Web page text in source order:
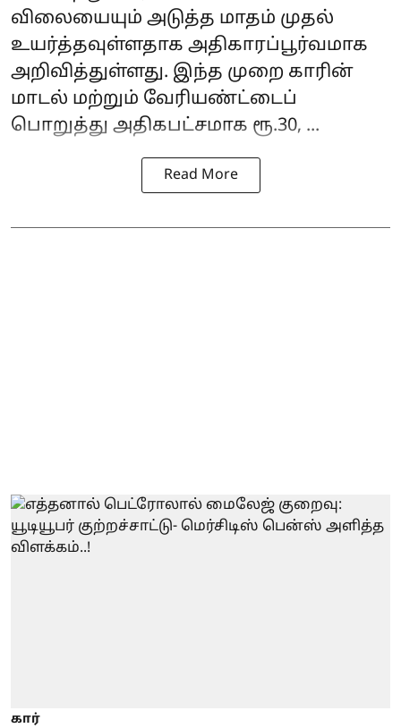
விலையையும் அடுத்த மாதம் முதல்
உயர்த்தவுள்ளதாக அதிகாரப்பூர்வமாக
அறிவித்துள்ளது. இந்த முறை காரின்
மாடல் மற்றும் வேரியண்ட்டைப்
பொறுத்து அதிகபட்சமாக ரூ.30, ...
Read More
கார்